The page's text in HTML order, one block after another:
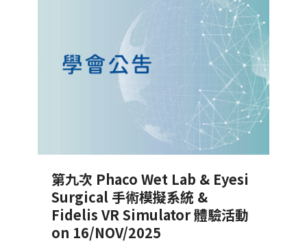
第九次 Phaco Wet Lab & Eyesi
Surgical 手術模擬系統 &
Fidelis VR Simulator 體驗活動
on 16/NOV/2025